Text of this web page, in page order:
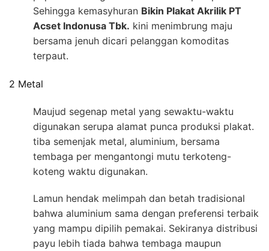
Sehingga kemasyhuran Bikin Plakat Akrilik PT
Acset Indonusa Tbk. kini menimbrung maju
bersama jenuh dicari pelanggan komoditas
terpaut.
2 Metal
Maujud segenap metal yang sewaktu-waktu
digunakan serupa alamat punca produksi plakat.
tiba semenjak metal, aluminium, bersama
tembaga per mengantongi mutu terkoteng-
koteng waktu digunakan.
Lamun hendak melimpah dan betah tradisional
bahwa aluminium sama dengan preferensi terbaik
yang mampu dipilih pemakai. Sekiranya distribusi
payu lebih tiada bahwa tembaga maupun